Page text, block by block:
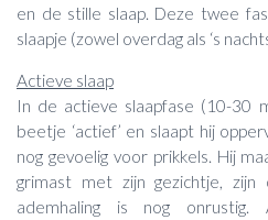
en de stille slaap. Deze twee
slaapje (zowel overdag als ‘s
Actieve slaap
In de actieve slaapfase (10-30
beetje ‘actief’ en slaapt hij
nog gevoelig voor prikkels. Hij
grimast met zijn gezichtje,
ademhaling is nog